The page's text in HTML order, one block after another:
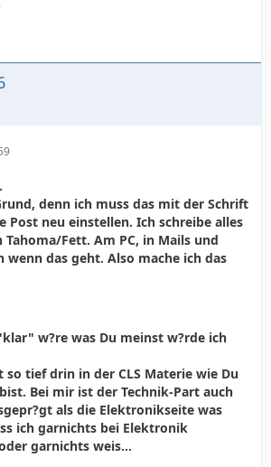
denn ich muss das mit der Schrift
Post neu einstellen. Ich schreibe alles
Tahoma/Fett. Am PC, in Mails und
wenn das geht. Also mache ich das
w?re was Du meinst w?rde ich
so tief drin in der CLS Materie wie Du
Bei mir ist der Technik-Part auch
als die Elektronikseite was
ich garnichts bei Elektronik
garnichts weis...